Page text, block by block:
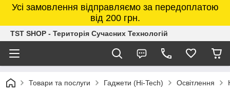
Усі замовлення відправляємо за передоплатою
від 200 грн.
TST SHOP - Територія Сучасних Технологій
Товари та послуги Гаджети (Hi-Tech) Освітлення